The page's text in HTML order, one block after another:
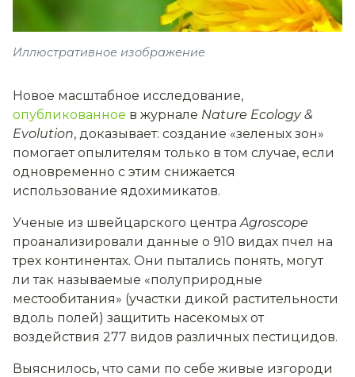
Иллюстративное изображение
Новое масштабное исследование,
опубликованное в журнале Nature Ecology &
Evolution, доказывает: создание «зеленых зон»
помогает опылителям только в том случае, если
одновременно с этим снижается
использование ядохимикатов.
Ученые из швейцарского центра Agroscope
проанализировали данные о 910 видах пчел на
трех континентах. Они пытались понять, могут
ли так называемые «полуприродные
местообитания» (участки дикой растительности
вдоль полей) защитить насекомых от
воздействия 277 видов различных пестицидов.
Выяснилось, что сами по себе живые изгороди